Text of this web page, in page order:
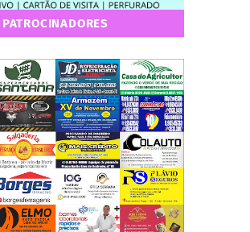
PATROCINADORES